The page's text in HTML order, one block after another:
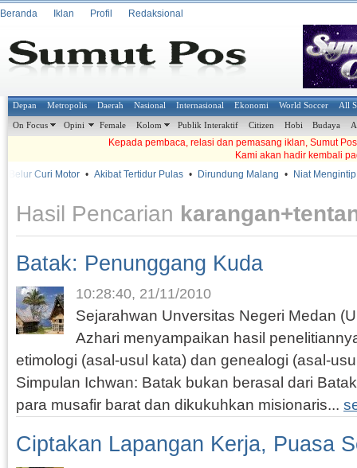
Beranda Iklan Profil Redaksional
Depan Metropolis Daerah Nasional Internasional Ekonomi World Soccer All
On Focus Opini Female Kolom Publik Interaktif Citizen Hobi Budaya
Kepada pembaca, relasi dan pemasang iklan, Sumut
Kami akan hadir kembali
Curi Motor • Akibat Tertidur Pulas • Dirundung Malang • Niat Mengintip,
Hasil Pencarian
Batak: Penunggang Kuda
10:28:40, 21/11/2010
Sejarahwan Unversitas Negeri Medan
Azhari menyampaikan hasil
etimologi (asal-usul kata) dan genealogi (asal-
Simpulan Ichwan: Batak bukan berasal dari
para musafir barat dan dikukuhkan misionaris...
Ciptakan Lapangan Kerja, Puasa